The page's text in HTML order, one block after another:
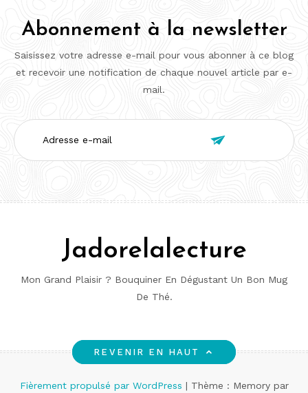
Abonnement à la newsletter
Saisissez votre adresse e-mail pour vous abonner à ce blog
et recevoir une notification de chaque nouvel article par e-
mail.
Adresse
e-
mail

Jadorelalecture
Mon Grand Plaisir ? Bouquiner En Dégustant Un Bon Mug
De Thé.
REVENIR EN HAUT
Fièrement propulsé par WordPress | Thème : Memory par